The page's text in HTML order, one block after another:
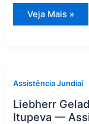
Fischer
Geladeira
Limpo
Paulista
Assistência
Jundiaí
Veja Mais »
Assistência Jundiaí
Liebherr
Itupeva —